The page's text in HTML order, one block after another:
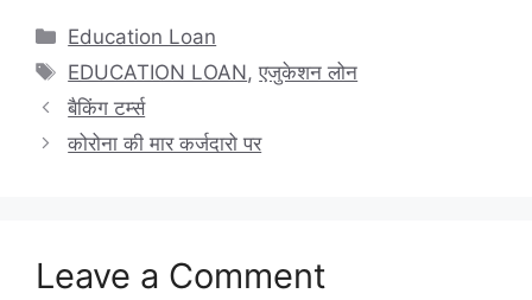
Categories
Education Loan
Tags
EDUCATION LOAN,एजुकेशन लोन
बैकिंग टर्म्स
कोरोना की मार कर्जदारो पर
Leave a Comment